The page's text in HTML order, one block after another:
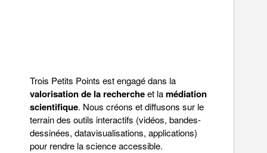
Trois Petits Points est engagé dans la
valorisation de la rechercheet lamédiation
scientifique. Nous créons et diffusons sur le
terrain des outils interactifs (vidéos, bandes-
dessinées, datavisualisations, applications)
pour rendre la science accessible.